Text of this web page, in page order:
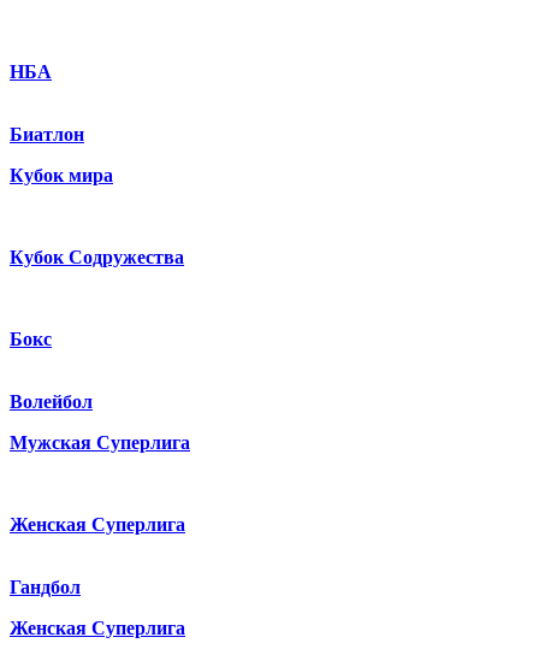
НБА
Биатлон
Кубок мира
Кубок Содружества
Бокс
Волейбол
Мужская Суперлига
Женская Суперлига
Гандбол
Женская Суперлига